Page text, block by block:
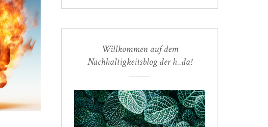
Willkommen auf dem
Nachhaltigkeitsblog der h_da!